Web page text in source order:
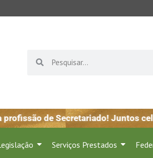
de Secretariado! Juntos
Serviços Prestados